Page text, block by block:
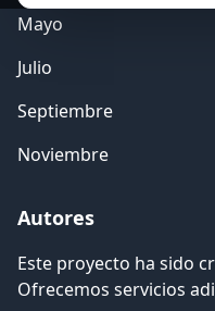
Mayo
Julio
Septiembre
Noviembre
Autores
Este proyecto ha sido
Ofrecemos servicios